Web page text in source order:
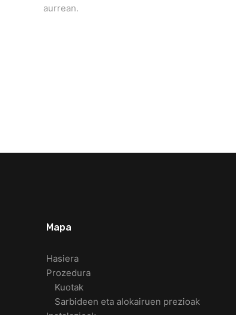
aurrean.
Mapa
Hasiera
Prozedura
Kuotak
Sarbideen eta alokairuen prezioak